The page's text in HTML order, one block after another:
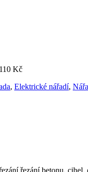
Kč
, Elektrické nářadí,